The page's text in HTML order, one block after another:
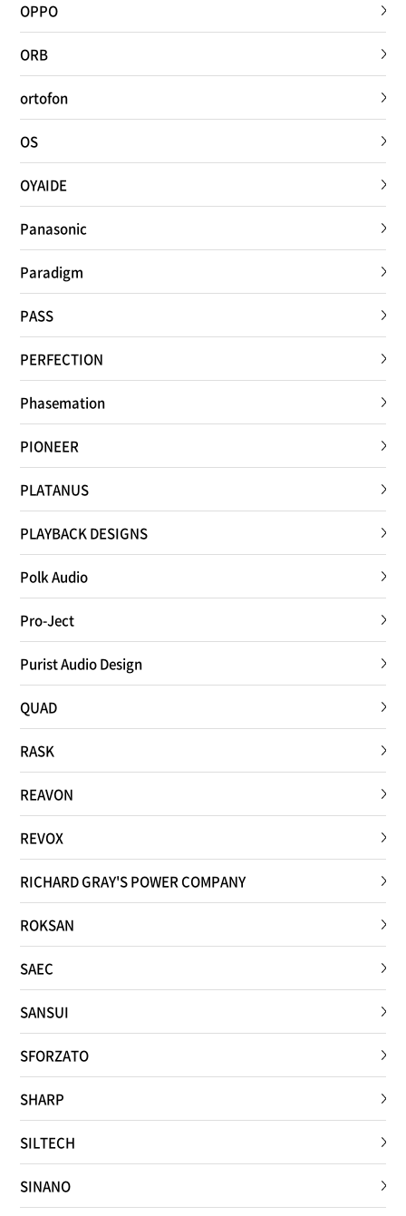
OPPO
ORB
ortofon
OS
OYAIDE
Panasonic
Paradigm
PASS
PERFECTION
Phasemation
PIONEER
PLATANUS
PLAYBACK DESIGNS
Polk Audio
Pro-Ject
Purist Audio Design
QUAD
RASK
REAVON
REVOX
RICHARD GRAY'S POWER COMPANY
ROKSAN
SAEC
SANSUI
SFORZATO
SHARP
SILTECH
SINANO